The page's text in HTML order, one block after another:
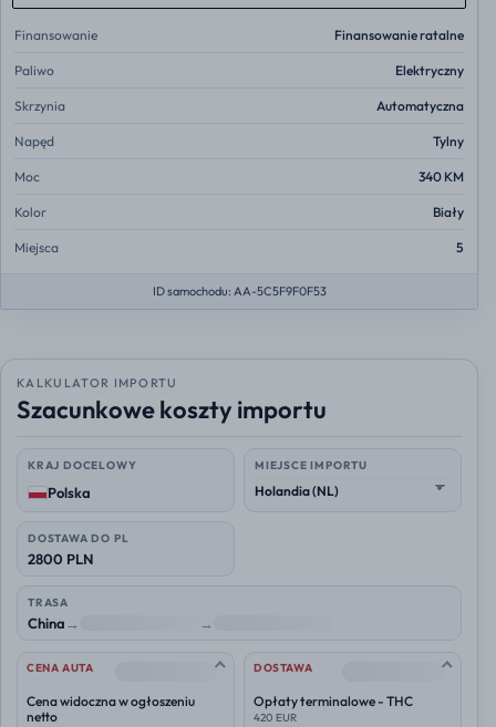
Finansowanie Finansowanie ratalne
Paliwo Elektryczny
Skrzynia Automatyczna
Napęd Tylny
Moc 340 KM
Kolor Biały
Miejsca 5
ID samochodu: AA-5C5F9F0F53
KALKULATOR IMPORTU
Szacunkowe koszty importu
KRAJ DOCELOWY
Polska
MIEJSCE IMPORTU
DOSTAWA DO PL
2800 PLN
TRASA
China→ →
CENA AUTA --
Cena widoczna w ogłoszeniu
netto
DOSTAWA --
Opłaty terminalowe - THC
420 EUR